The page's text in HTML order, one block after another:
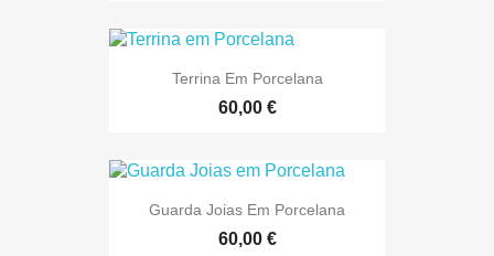
Terrina Em Porcelana
60,00 €
Guarda Joias Em Porcelana
60,00 €